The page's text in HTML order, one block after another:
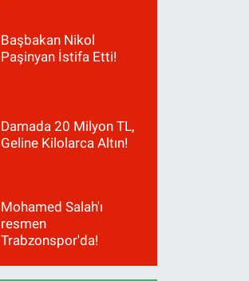
Başbakan Nikol
Paşinyan İstifa Etti!
Damada 20 Milyon TL,
Geline Kilolarca Altın!
Mohamed Salah'ı
resmen
Trabzonspor'da!